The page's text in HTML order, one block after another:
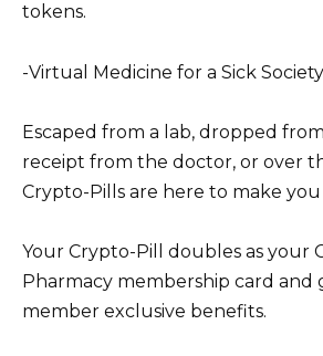
tokens.
-Virtual Medicine for a Sick
Escaped from a lab, dropped
receipt from the doctor, or over
Crypto-Pills are here to make
Your Crypto-Pill doubles as your
Pharmacy membership card and
member exclusive benefits.